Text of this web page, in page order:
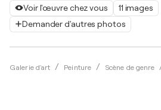
Voir l'œuvre chez vous
11 images
Demander d'autres photos
Galerie d'art Peinture Scène de genre